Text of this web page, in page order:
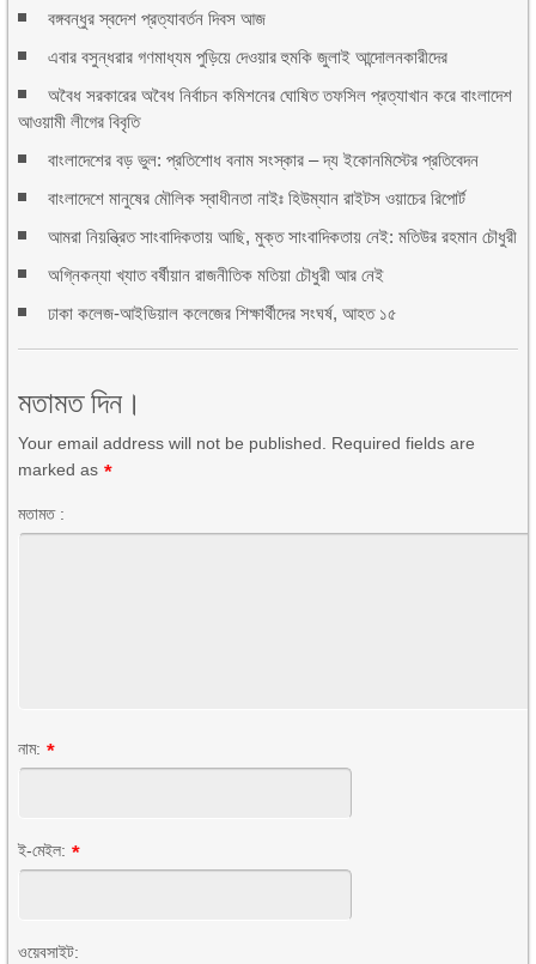
বঙ্গবন্ধুর স্বদেশ প্রত্যাবর্তন দিবস আজ
এবার বসুন্ধরার গণমাধ্যম পুড়িয়ে দেওয়ার হুমকি জুলাই আন্দোলনকারীদের
অবৈধ সরকারের অবৈধ নির্বাচন কমিশনের ঘোষিত তফসিল প্রত্যাখান করে বাংলাদেশ
আওয়ামী লীগের বিবৃতি
বাংলাদেশের বড় ভুল: প্রতিশোধ বনাম সংস্কার – দ্য ইকোনমিস্টের প্রতিবেদন
বাংলাদেশে মানুষের মৌলিক স্বাধীনতা নাইঃ হিউম্যান রাইটস ওয়াচের রিপোর্ট
আমরা নিয়ন্ত্রিত সাংবাদিকতায় আছি, মুক্ত সাংবাদিকতায় নেই: মতিউর রহমান চৌধুরী
অগ্নিকন্যা খ্যাত বর্ষীয়ান রাজনীতিক মতিয়া চৌধুরী আর নেই
ঢাকা কলেজ-আইডিয়াল কলেজের শিক্ষার্থীদের সংঘর্ষ, আহত ১৫
মতামত দিন।
Your email address will not be published. Required fields are
marked as *
মতামত :
নাম: *
ই-মেইল: *
ওয়েবসাইট: